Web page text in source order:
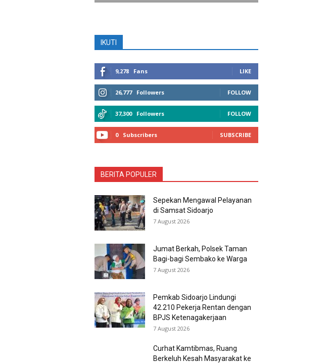
IKUTI
9,278 Fans LIKE
26,777 Followers FOLLOW
37,300 Followers FOLLOW
0 Subscribers SUBSCRIBE
BERITA POPULER
Sepekan Mengawal Pelayanan
di Samsat Sidoarjo
7 August 2026
Jumat Berkah, Polsek Taman
Bagi-bagi Sembako ke Warga
7 August 2026
Pemkab Sidoarjo Lindungi
42.210 Pekerja Rentan dengan
BPJS Ketenagakerjaan
7 August 2026
Curhat Kamtibmas, Ruang
Berkeluh Kesah Masyarakat ke